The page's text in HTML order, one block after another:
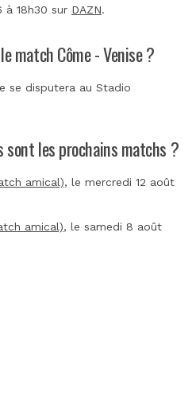
à 18h30 sur DAZN.
match Côme - Venise ?
se disputera au Stadio
sont les prochains matchs ?
amical), le mercredi 12 août
amical), le samedi 8 août